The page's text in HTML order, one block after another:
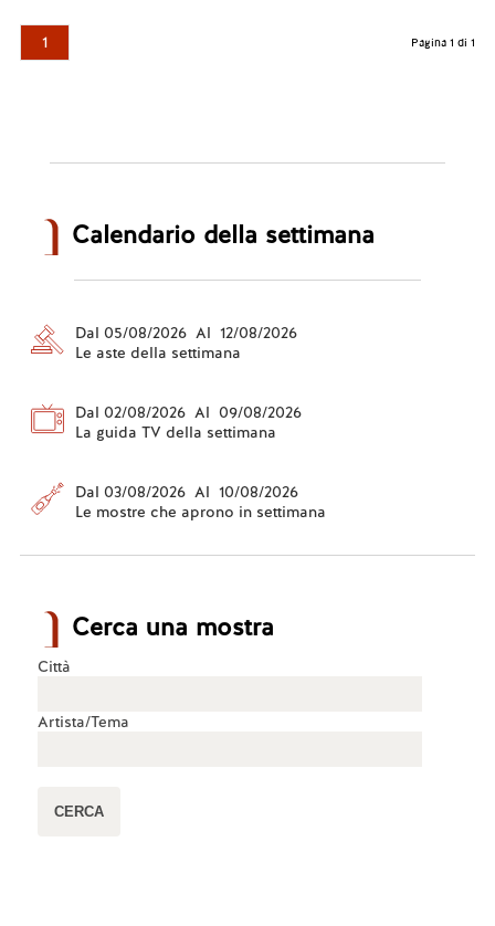
1 Pagina 1 di 1
Calendario della settimana
Dal 05/08/2026 Al 12/08/2026
Le aste della settimana
Dal 02/08/2026 Al 09/08/2026
La guida TV della settimana
Dal 03/08/2026 Al 10/08/2026
Le mostre che aprono in settimana
Cerca una mostra
Città
Artista/Tema